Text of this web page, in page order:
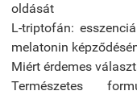
oldását
L-triptofán:
melatonin
Miért érdemes
Természetes